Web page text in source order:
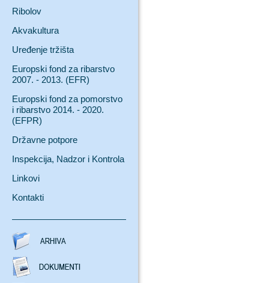
Ribolov
Akvakultura
Uređenje tržišta
Europski fond za ribarstvo
2007. - 2013. (EFR)
Europski fond za pomorstvo
i ribarstvo 2014. - 2020.
(EFPR)
Državne potpore
Inspekcija, Nadzor i Kontrola
Linkovi
Kontakti